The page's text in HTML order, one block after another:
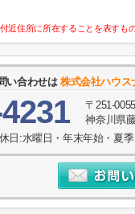
近住所に所在することを表すも
い合わせは株式会社ハウ
〒251-0055
神奈川県
日:水曜日・年末年始・夏